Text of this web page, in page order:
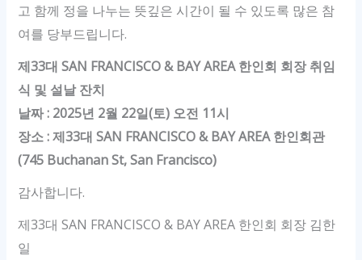
고 함께 정을 나누는 뜻깊은 시간이 될 수 있도록 많은 참
여를 당부드립니다.
제33대 SAN FRANCISCO & BAY AREA 한인회 회장 취임
식 및 설날 잔치
날짜 : 2025년 2월 22일(토) 오전 11시
장소 : 제33대 SAN FRANCISCO & BAY AREA 한인회관
(745 Buchanan St, San Francisco)
감사합니다.
제33대 SAN FRANCISCO & BAY AREA 한인회 회장 김한
일